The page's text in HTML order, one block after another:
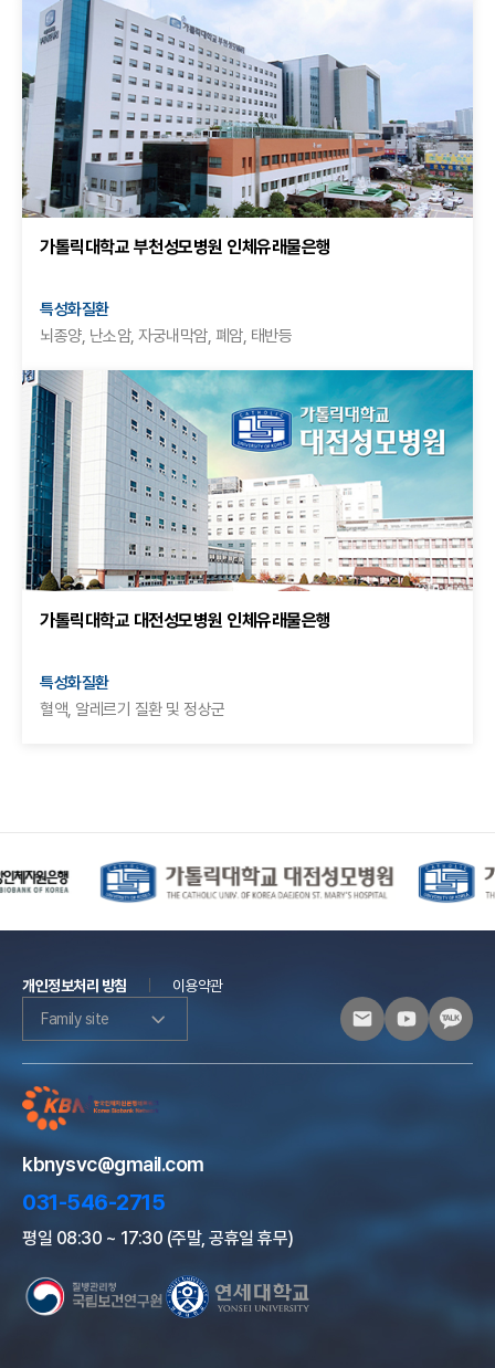
가톨릭대학교 부천성모병원 인체유래물은행
특성화질환
뇌종양, 난소암, 자궁내막암, 폐암, 태반등
가톨릭대학교 대전성모병원 인체유래물은행
특성화질환
혈액, 알레르기 질환 및 정상군
개인정보처리 방침
이용약관
Family site
kbnysvc@gmail.com
031-546-2715
평일 08:30 ~ 17:30 (주말, 공휴일 휴무)